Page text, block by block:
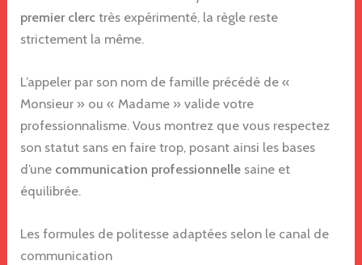
premier clerc très expérimenté, la règle reste
strictement la même.
L’appeler par son nom de famille précédé de «
Monsieur » ou « Madame » valide votre
professionnalisme. Vous montrez que vous respectez
son statut sans en faire trop, posant ainsi les bases
d’une communication professionnelle saine et
équilibrée.
Les formules de politesse adaptées selon le canal de
communication